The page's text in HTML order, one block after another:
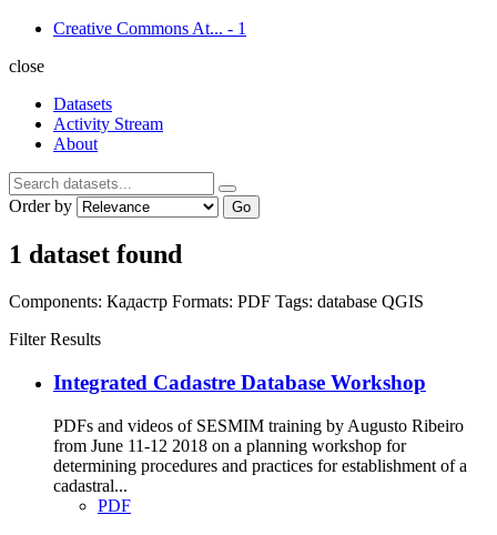
Creative Commons At... - 1
close
Datasets
Activity Stream
About
Order by Go
1 dataset found
Components: Кадастр Formats: PDF Tags: database QGIS
Filter Results
Integrated Cadastre Database Workshop
PDFs and videos of SESMIM training by Augusto Ribeiro
from June 11-12 2018 on a planning workshop for
determining procedures and practices for establishment of a
cadastral...
PDF